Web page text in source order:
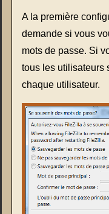
A la première
demande si vous
mots de passe. Si
tous les utilisateurs
chaque utilisateur.